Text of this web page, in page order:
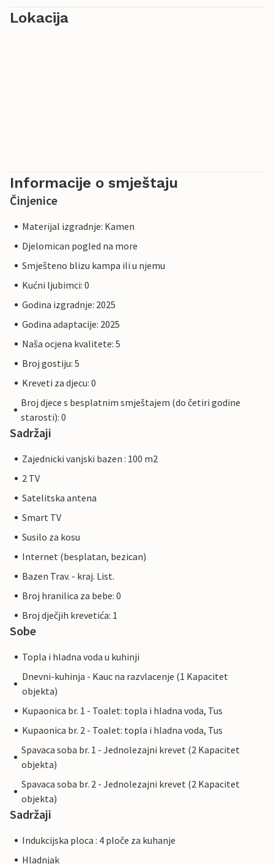
Lokacija
Informacije o smještaju
Činjenice
Materijal izgradnje: Kamen
Djelomican pogled na more
Smješteno blizu kampa ili u njemu
Kućni ljubimci: 0
Godina izgradnje: 2025
Godina adaptacije: 2025
Naša ocjena kvalitete: 5
Broj gostiju: 5
Kreveti za djecu: 0
Broj djece s besplatnim smještajem (do četiri godine
starosti): 0
Sadržaji
Zajednicki vanjski bazen : 100 m2
2 TV
Satelitska antena
Smart TV
Susilo za kosu
Internet (besplatan, bezican)
Bazen Trav. - kraj. List.
Broj hranilica za bebe: 0
Broj dječjih krevetića: 1
Sobe
Topla i hladna voda u kuhinji
Dnevni-kuhinja - Kauc na razvlacenje (1 Kapacitet
objekta)
Kupaonica br. 1 - Toalet: topla i hladna voda, Tus
Kupaonica br. 2 - Toalet: topla i hladna voda, Tus
Spavaca soba br. 1 - Jednolezajni krevet (2 Kapacitet
objekta)
Spavaca soba br. 2 - Jednolezajni krevet (2 Kapacitet
objekta)
Sadržaji
Indukcijska ploca : 4 ploče za kuhanje
Hladnjak